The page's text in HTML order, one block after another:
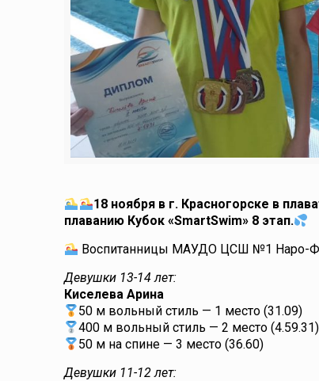
18 ноября в г. Красногорске в
плаванию Кубок «SmartSwim» 8 этап.
Воспитанницы МАУДО ЦСШ №1 Наро-
Девушки 13-14 лет:
Киселева Арина
50 м вольный стиль — 1 место (31.09)
400 м вольный стиль — 2 место (4.59.31)
50 м на спине — 3 место (36.60)
Девушки 11-12 лет: